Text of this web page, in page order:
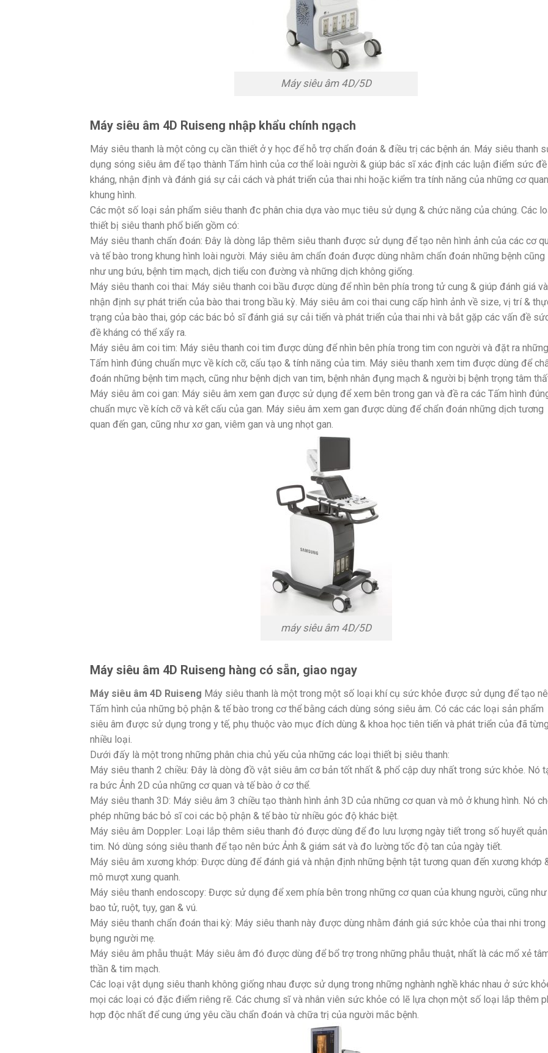
Máy siêu âm 4D/5D
Máy siêu âm 4D Ruiseng nhập khẩu chính ngạch
Máy siêu thanh là một công cụ cần thiết ở y học để hỗ trợ chẩn đoán & điều trị các bệnh án. Máy siêu thanh
dụng sóng siêu âm để tạo thành Tấm hình của cơ thể loài người & giúp bác sĩ xác định các luận điểm sức đề
kháng, nhận định và đánh giá sự cải cách và phát triển của thai nhi hoặc kiểm tra tính năng của những cơ
khung hình.
Các một số loại sản phẩm siêu thanh đc phân chia dựa vào mục tiêu sử dụng & chức năng của chúng. Các
thiết bị siêu thanh phổ biến gồm có:
Máy siêu thanh chẩn đoán: Đây là dòng lắp thêm siêu thanh được sử dụng để tạo nên hình ảnh của các cơ
và tế bào trong khung hình loài người. Máy siêu âm chẩn đoán được dùng nhằm chẩn đoán những bệnh cũng
như ung bứu, bệnh tim mạch, dịch tiểu con đường và những dịch không giống.
Máy siêu thanh coi thai: Máy siêu thanh coi bầu được dùng để nhìn bên phía trong tử cung & giúp đánh giá và
nhận định sự phát triển của bào thai trong bầu kỳ. Máy siêu âm coi thai cung cấp hình ảnh về size, vị trí &
trạng của bào thai, góp các bác bỏ sĩ đánh giá sự cải tiến và phát triển của thai nhi và bắt gặp các vấn đề
đề kháng có thể xẩy ra.
Máy siêu âm coi tim: Máy siêu thanh coi tim được dùng để nhìn bên phía trong tim con người và đặt ra những
Tấm hình đúng chuẩn mực về kích cỡ, cấu tạo & tính năng của tim. Máy siêu thanh xem tim được dùng để
đoán những bệnh tim mạch, cũng như bệnh dịch van tim, bệnh nhân đụng mạch & người bị bệnh trọng tâm
Máy siêu âm coi gan: Máy siêu âm xem gan được sử dụng để xem bên trong gan và đề ra các Tấm hình
chuẩn mực về kích cỡ và kết cấu của gan. Máy siêu âm xem gan được dùng để chẩn đoán những dịch tương
quan đến gan, cũng như xơ gan, viêm gan và ung nhọt gan.
máy siêu âm 4D/5D
Máy siêu âm 4D Ruiseng hàng có sẵn, giao ngay
Máy siêu âm 4D Ruiseng Máy siêu thanh là một trong một số loại khí cụ sức khỏe được sử dụng để tạo
Tấm hình của những bộ phận & tế bào trong cơ thể bằng cách dùng sóng siêu âm. Có các các loại sản phẩm
siêu âm được sử dụng trong y tế, phụ thuộc vào mục đích dùng & khoa học tiên tiến và phát triển của đã từng
nhiều loại.
Dưới đấy là một trong những phân chia chủ yếu của những các loại thiết bị siêu thanh:
Máy siêu thanh 2 chiều: Đây là dòng đồ vật siêu âm cơ bản tốt nhất & phổ cập duy nhất trong sức khỏe. Nó
ra bức Ảnh 2D của những cơ quan và tế bào ở cơ thể.
Máy siêu thanh 3D: Máy siêu âm 3 chiều tạo thành hình ảnh 3D của những cơ quan và mô ở khung hình. Nó
phép những bác bỏ sĩ coi các bộ phận & tế bào từ nhiều góc độ khác biệt.
Máy siêu âm Doppler: Loại lắp thêm siêu thanh đó được dùng để đo lưu lượng ngày tiết trong số huyết
tim. Nó dùng sóng siêu thanh để tạo nên bức Ảnh & giám sát và đo lường tốc độ tan của ngày tiết.
Máy siêu âm xương khớp: Được dùng để đánh giá và nhận định những bệnh tật tương quan đến xương khớp
mô mượt xung quanh.
Máy siêu thanh endoscopy: Được sử dụng để xem phía bên trong những cơ quan của khung người, cũng như
bao tử, ruột, tụy, gan & vú.
Máy siêu thanh chẩn đoán thai kỳ: Máy siêu thanh này được dùng nhằm đánh giá sức khỏe của thai nhi trong
bụng người mẹ.
Máy siêu âm phẫu thuật: Máy siêu âm đó được dùng để bổ trợ trong những phẫu thuật, nhất là các mổ xẻ
thần & tim mạch.
Các loại vật dụng siêu thanh không giống nhau được sử dụng trong những nghành nghề khác nhau ở sức
mọi các loại có đặc điểm riêng rẽ. Các chưng sĩ và nhân viên sức khỏe có lẽ lựa chọn một số loại lắp thêm
hợp độc nhất để cung ứng yêu cầu chẩn đoán và chữa trị của người mắc bệnh.